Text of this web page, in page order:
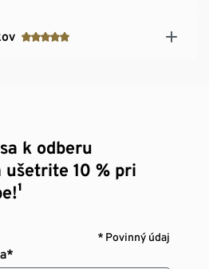
k odberu
10 % pri
* Povinný údaj